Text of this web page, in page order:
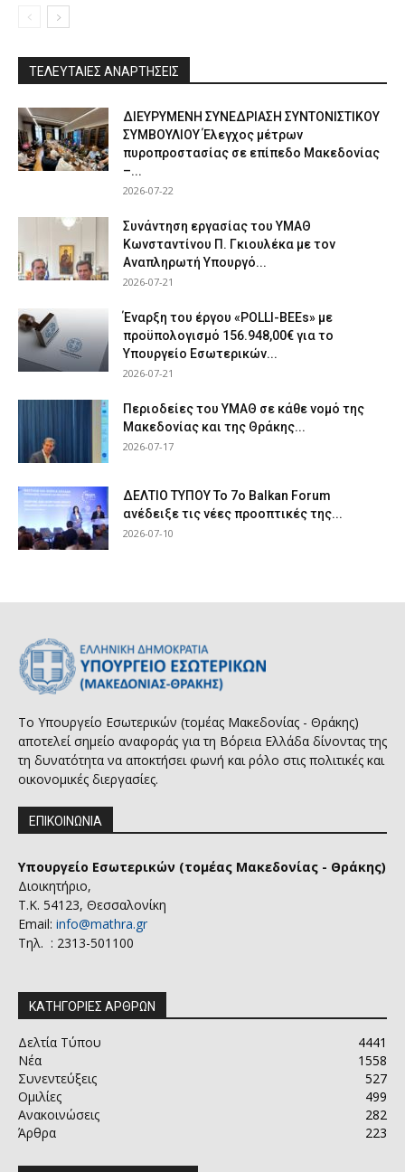
ΤΕΛΕΥΤΑΙΕΣ ΑΝΑΡΤΗΣΕΙΣ
ΔΙΕΥΡΥΜΕΝΗ ΣΥΝΕΔΡΙΑΣΗ ΣΥΝΤΟΝΙΣΤΙΚΟΥ
ΣΥΜΒΟΥΛΙΟΥ Έλεγχος μέτρων
πυροπροστασίας σε επίπεδο Μακεδονίας
–...
2026-07-22
Συνάντηση εργασίας του ΥΜΑΘ
Κωνσταντίνου Π. Γκιουλέκα με τον
Αναπληρωτή Υπουργό...
2026-07-21
Έναρξη του έργου «POLLI-BEEs» με
προϋπολογισμό 156.948,00€ για το
Υπουργείο Εσωτερικών...
2026-07-21
Περιοδείες του ΥΜΑΘ σε κάθε νομό της
Μακεδονίας και της Θράκης...
2026-07-17
ΔΕΛΤΙΟ ΤΥΠΟΥ Το 7ο Balkan Forum
ανέδειξε τις νέες προοπτικές της...
2026-07-10
Το Υπουργείο Εσωτερικών (τομέας Μακεδονίας - Θράκης)
αποτελεί σημείο αναφοράς για τη Βόρεια Ελλάδα δίνοντας της
τη δυνατότητα να αποκτήσει φωνή και ρόλο στις πολιτικές και
οικονομικές διεργασίες.
ΕΠΙΚΟΙΝΩΝΙΑ
Υπουργείο Εσωτερικών (τομέας Μακεδονίας - Θράκης)
Διοικητήριο,
Τ.Κ. 54123, Θεσσαλονίκη
Email: info@mathra.gr
Τηλ. : 2313-501100
ΚΑΤΗΓΟΡΙΕΣ ΑΡΘΡΩΝ
Δελτία Τύπου
4441
Νέα
1558
Συνεντεύξεις
527
Ομιλίες
499
Ανακοινώσεις
282
Άρθρα
223